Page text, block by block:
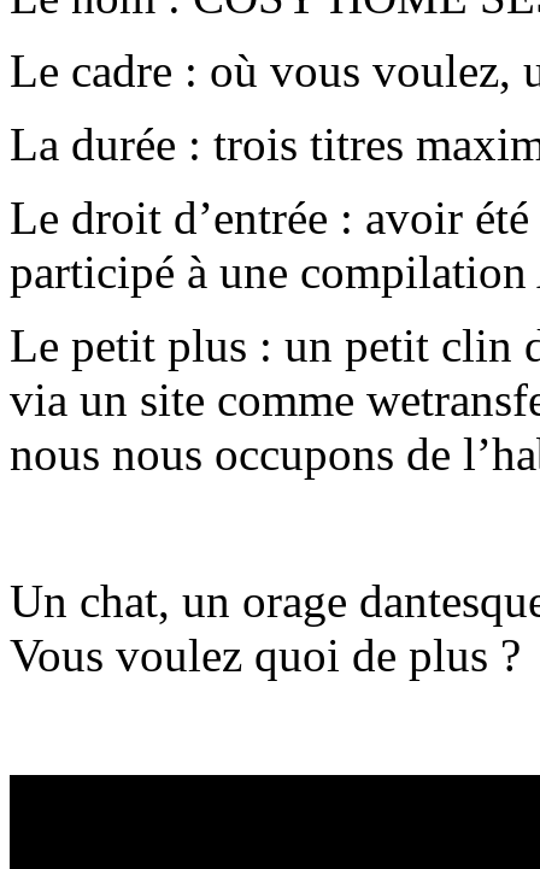
Le cadre : où vous voulez,
La durée : trois titres
Le droit d’entrée : avoir
participé à une
Le petit plus : un petit clin
via un site comme
nous nous occupons de
Un chat, un orage
Vous voulez quoi de plus ?